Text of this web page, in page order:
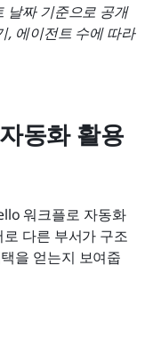
날짜 기준으로 공개
, 에이전트 수에 따라
동화 활용
워크플로 자동화
다른 부서가 구조
을 얻는지 보여줍